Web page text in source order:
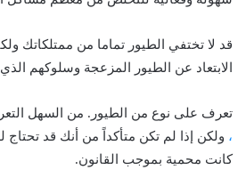
قد لا تختفي الطيور تماما من ممتلكاتك
الابتعاد عن الطيور المزعجة وسلوكهم
تعرف على نوع من الطيور. من السهل
، ولكن إذا لم تكن متأكداً من أنك قد تحتاج
كانت محمية بموجب القانون.